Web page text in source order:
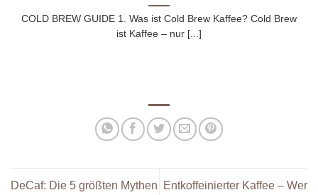
COLD BREW GUIDE 1. Was ist Cold Brew Kaffee? Cold Brew
ist Kaffee – nur [...]
DeCaf: Die 5 größten Mythen Entkoffeinierter Kaffee – Wer